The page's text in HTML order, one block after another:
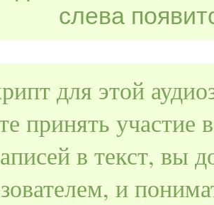
слева
для этой
принять
в текст, вы
и